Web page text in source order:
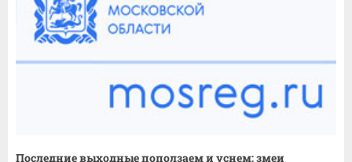
Последние выходные поползаем и уснем: змеи